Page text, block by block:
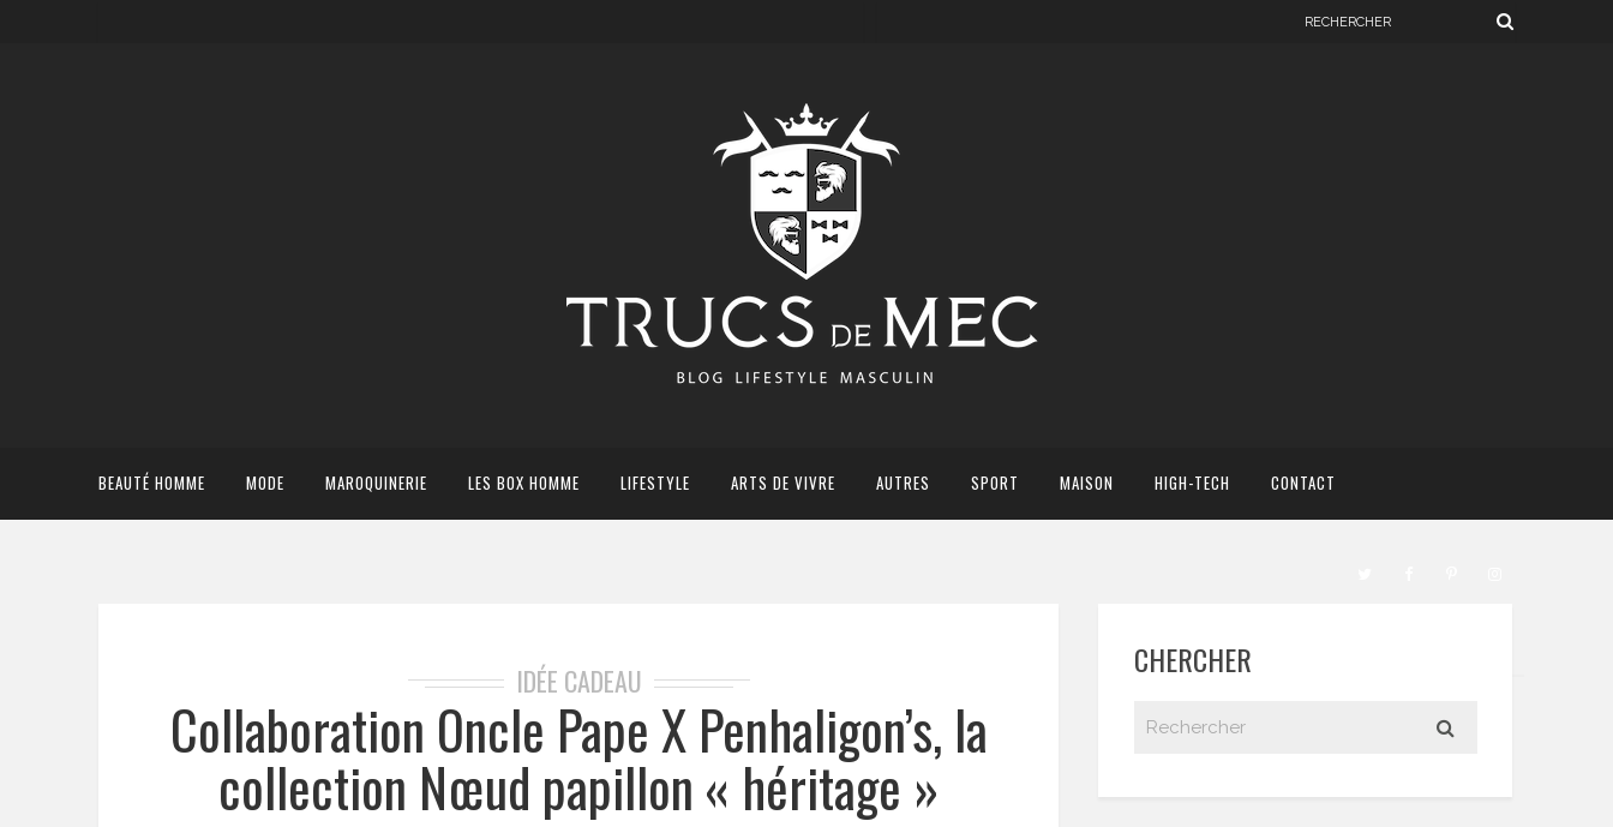
BEAUTÉ HOMME MODE MAROQUINERIE LES BOX HOMME LIFESTYLE ARTS DE VIVRE AUTRES SPORT MAISON HIGH-TECH CONTACT
IDÉE CADEAU
Collaboration Oncle Pape X Penhaligon’s, la
collection Nœud papillon « héritage »
CHERCHER